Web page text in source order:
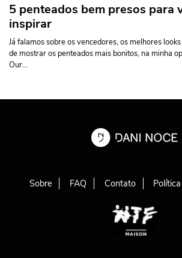
5 penteados bem presos para
inspirar
Já falamos sobre os vencedores, os melhores
de mostrar os penteados mais bonitos, na minha
Our...
Sobre FAQ Contato